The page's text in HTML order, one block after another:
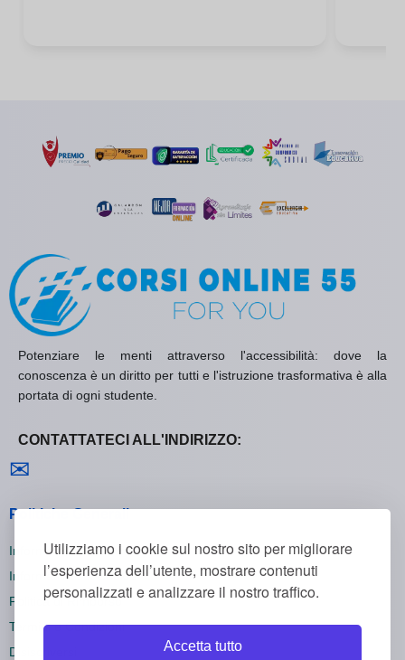
Utilizziamo i cookie sul nostro sito per migliorare
l’esperienza dell’utente, mostrare contenuti
personalizzati e analizzare il nostro traffico.
Accetta tutto
Potenziare le menti attraverso l'accessibilità: dove la
conoscenza è un diritto per tutti e l'istruzione trasformativa è alla
portata di ogni studente.
CONTATTATECI ALL'INDIRIZZO:
✉
Politiche Generali
Informativa sulla Privacy
Informativa sui Cookie
Politica di Rimborso
Termini e Condizioni
Disiscriversi